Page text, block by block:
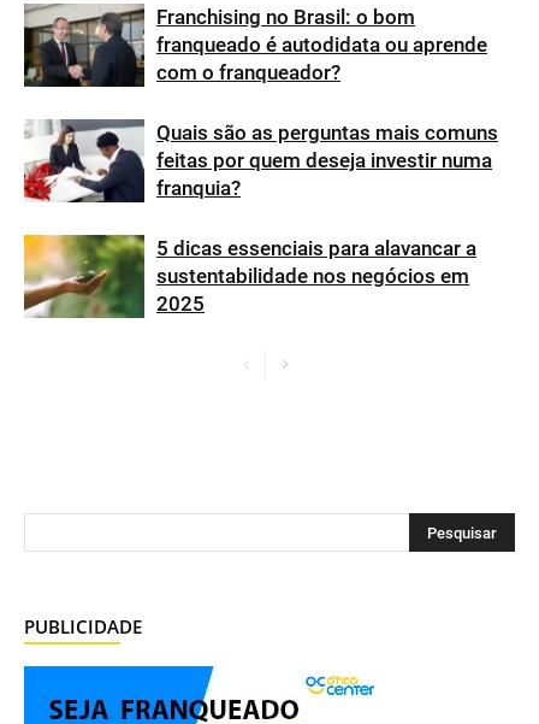
Franchising no Brasil: o bom
franqueado é autodidata ou aprende
com o franqueador?
Quais são as perguntas mais comuns
feitas por quem deseja investir numa
franquia?
5 dicas essenciais para alavancar a
sustentabilidade nos negócios em
2025
PUBLICIDADE